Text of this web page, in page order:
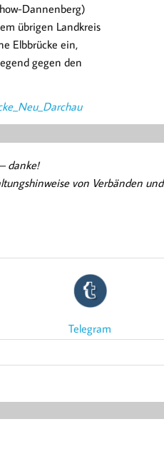
Dannenberg)
übrigen Landkreis
Elbbrücke ein,
gegen den
danke!
von Verbänden und
Telegram